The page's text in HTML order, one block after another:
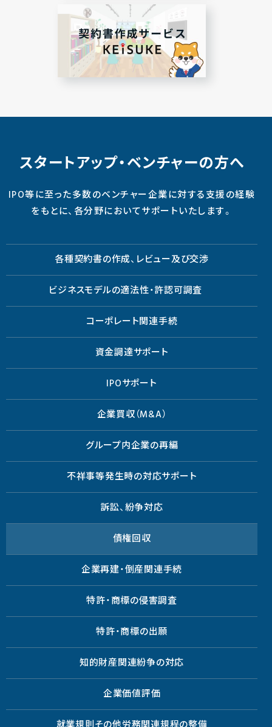
スタートアップ・ベンチャーの方へ
IPO等に至った多数のベンチャー企業に対する支援の経験
をもとに、各分野においてサポートいたします。
各種契約書の作成、レビュー及び交渉
ビジネスモデルの適法性・許認可調査
コーポレート関連手続
資金調達サポート
IPOサポート
企業買収（M&A）
グループ内企業の再編
不祥事等発生時の対応サポート
訴訟、紛争対応
債権回収
企業再建・倒産関連手続
特許・商標の侵害調査
特許・商標の出願
知的財産関連紛争の対応
企業価値評価